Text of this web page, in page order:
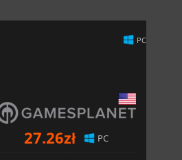
PC
27.26zł PC